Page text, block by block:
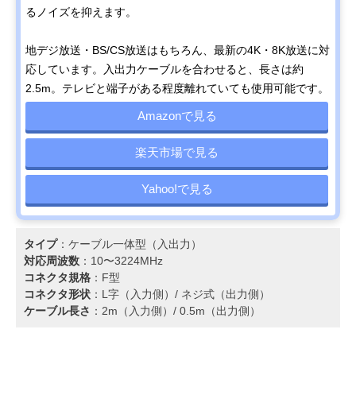
るノイズを抑えます。
地デジ放送・BS/CS放送はもちろん、最新の4K・8K放送に対
応しています。入出力ケーブルを合わせると、長さは約
2.5m。テレビと端子がある程度離れていても使用可能です。
Amazonで見る
楽天市場で見る
Yahoo!で見る
タイプ：ケーブル一体型（入出力）
対応周波数 ：10〜3224MHz
コネクタ規格 ：F型
コネクタ形状 ：L字（入力側）/ ネジ式（出力側）
ケーブル長さ ：2m（入力側）/ 0.5m（出力側）